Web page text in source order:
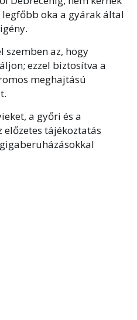
oka a gyárak által
szemben az, hogy
ezzel biztosítva a
meghajtású
a győri és a
tájékoztatás